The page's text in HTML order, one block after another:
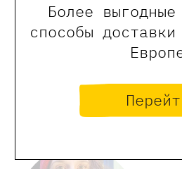
Более
способы
Оставить
оставлять только
сайта